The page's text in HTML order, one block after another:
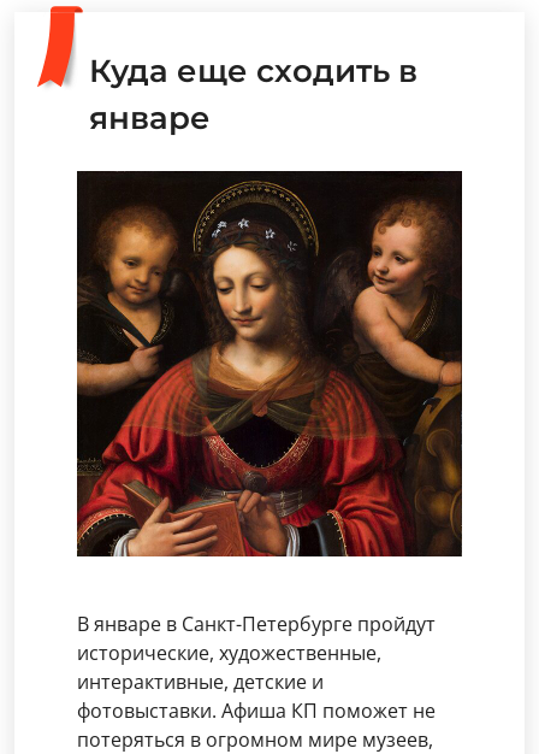
Куда еще сходить в
январе
В январе в Санкт-Петербурге пройдут
исторические, художественные,
интерактивные, детские и
фотовыставки. Афиша КП поможет не
потеряться в огромном мире музеев,